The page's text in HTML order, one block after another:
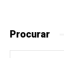
Procurar